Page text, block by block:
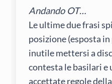
Andando OT…
Le ultime due frasi
posizione (esposta
inutile mettersi a
contesta le basilari
accettate regole